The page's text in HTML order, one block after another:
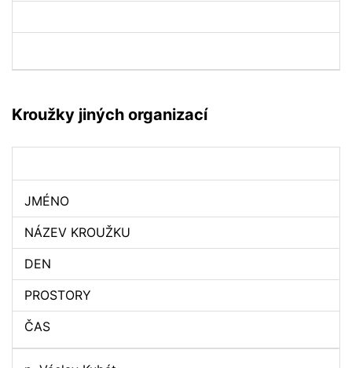
Kroužky jiných organizací
JMÉNO
NÁZEV KROUŽKU
DEN
PROSTORY
ČAS